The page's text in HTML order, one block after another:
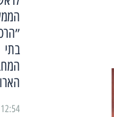
בתי